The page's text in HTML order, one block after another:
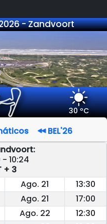
- Zandvoort
30 ºC
BEL'26
10:24
+ 3
Ago. 21
13:30
Ago. 21
17:00
Ago. 22
12:30